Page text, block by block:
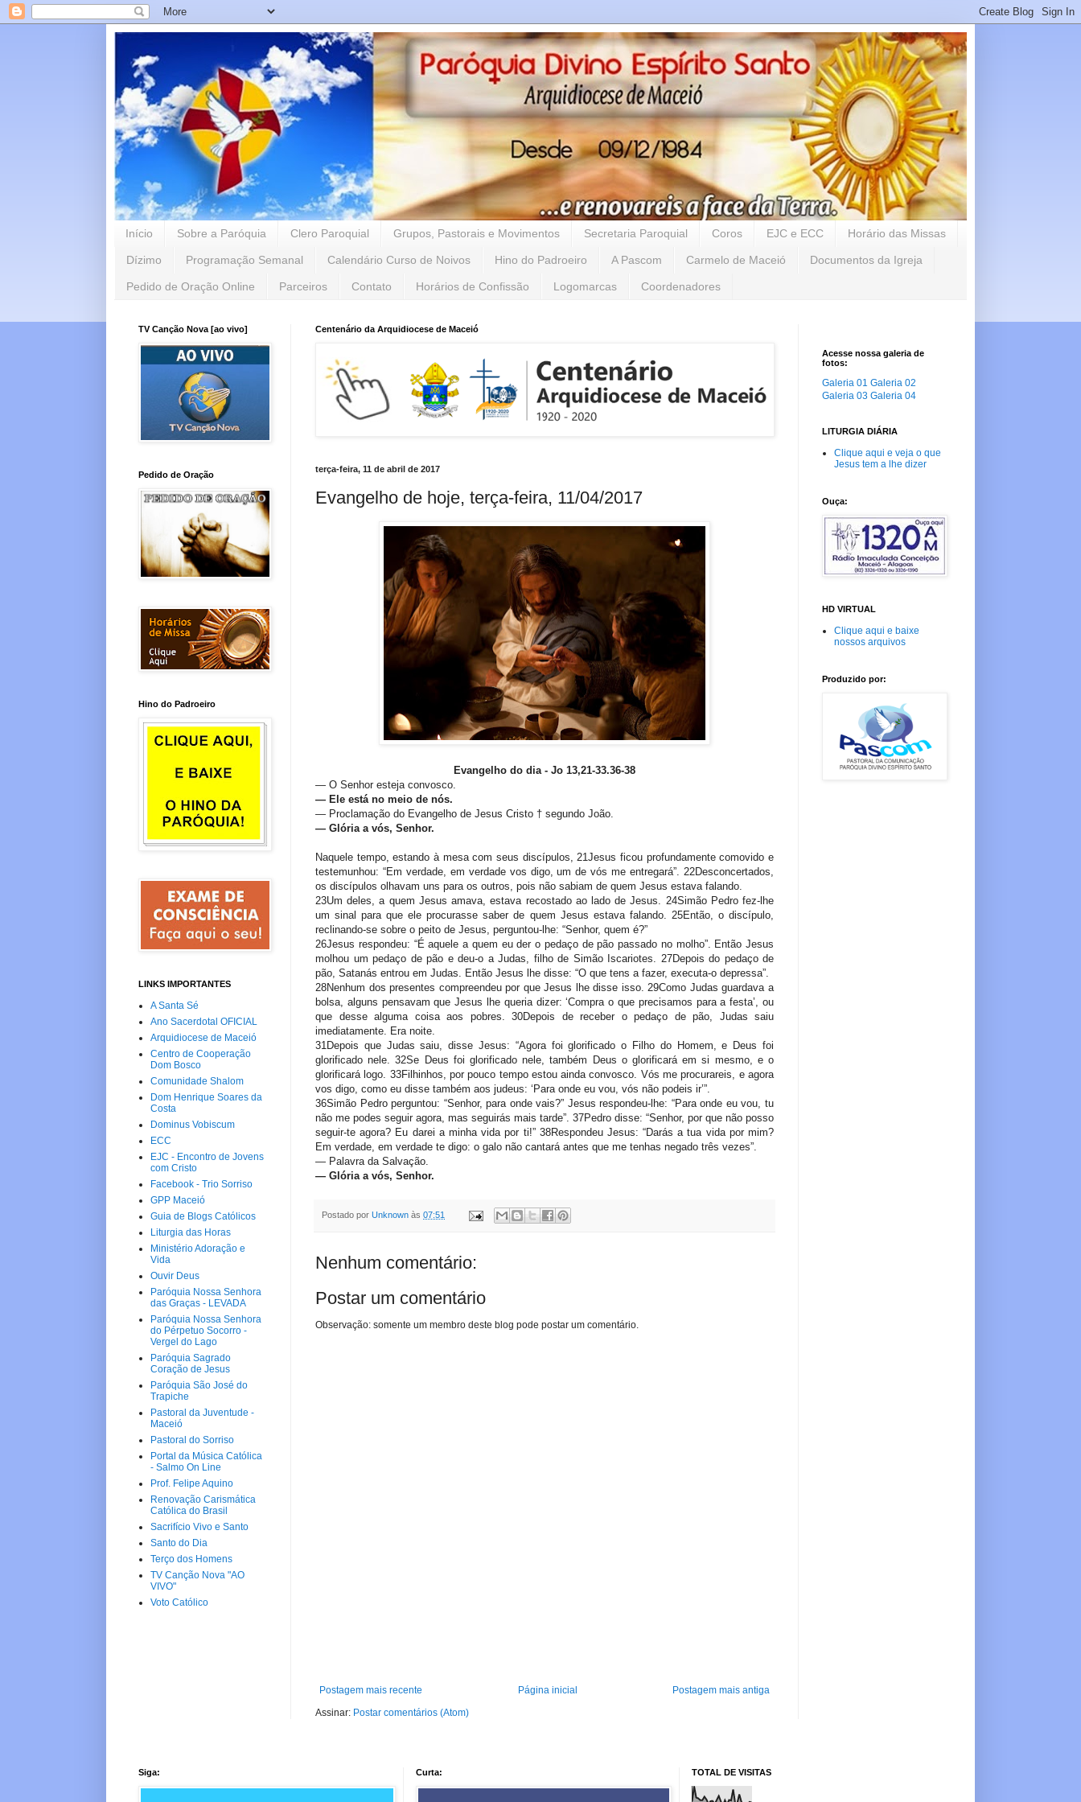
Início Sobre a Paróquia Clero Paroquial Grupos, Pastorais e Movimentos Secretaria Paroquial Coros EJC e ECC Horário das Missas
Dízimo Programação Semanal Calendário Curso de Noivos Hino do Padroeiro A Pascom Carmelo de Maceió Documentos da Igreja
Pedido de Oração Online Parceiros Contato Horários de Confissão Logomarcas Coordenadores
Centenário da Arquidiocese de Maceió
terça-feira, 11 de abril de 2017
Evangelho de hoje, terça-feira, 11/04/2017
Evangelho do dia - Jo 13,21-33.36-38
— O Senhor esteja convosco.
— Ele está no meio de nós.
— Proclamação do Evangelho de Jesus Cristo † segundo João.
— Glória a vós, Senhor.
Naquele tempo, estando à mesa com seus discípulos, 21Jesus ficou profundamente comovido e
testemunhou: “Em verdade, em verdade vos digo, um de vós me entregará”. 22Desconcertados,
os discípulos olhavam uns para os outros, pois não sabiam de quem Jesus estava falando.
23Um deles, a quem Jesus amava, estava recostado ao lado de Jesus. 24Simão Pedro fez-lhe
um sinal para que ele procurasse saber de quem Jesus estava falando. 25Então, o discípulo,
reclinando-se sobre o peito de Jesus, perguntou-lhe: “Senhor, quem é?”
26Jesus respondeu: “É aquele a quem eu der o pedaço de pão passado no molho”. Então Jesus
molhou um pedaço de pão e deu-o a Judas, filho de Simão Iscariotes. 27Depois do pedaço de
pão, Satanás entrou em Judas. Então Jesus lhe disse: “O que tens a fazer, executa-o depressa”.
28Nenhum dos presentes compreendeu por que Jesus lhe disse isso. 29Como Judas guardava a
bolsa, alguns pensavam que Jesus lhe queria dizer: ‘Compra o que precisamos para a festa’, ou
que desse alguma coisa aos pobres. 30Depois de receber o pedaço de pão, Judas saiu
imediatamente. Era noite.
31Depois que Judas saiu, disse Jesus: “Agora foi glorificado o Filho do Homem, e Deus foi
glorificado nele. 32Se Deus foi glorificado nele, também Deus o glorificará em si mesmo, e o
glorificará logo. 33Filhinhos, por pouco tempo estou ainda convosco. Vós me procurareis, e agora
vos digo, como eu disse também aos judeus: ‘Para onde eu vou, vós não podeis ir’”.
36Simão Pedro perguntou: “Senhor, para onde vais?” Jesus respondeu-lhe: “Para onde eu vou, tu
não me podes seguir agora, mas seguirás mais tarde”. 37Pedro disse: “Senhor, por que não posso
seguir-te agora? Eu darei a minha vida por ti!” 38Respondeu Jesus: “Darás a tua vida por mim?
Em verdade, em verdade te digo: o galo não cantará antes que me tenhas negado três vezes”.
— Palavra da Salvação.
— Glória a vós, Senhor.
Postado por Unknown às 07:51
Nenhum comentário:
Postar um comentário
Observação: somente um membro deste blog pode postar um comentário.
Postagem mais recente Postagem mais antiga
Página inicial
Assinar: Postar comentários (Atom)
TV Canção Nova [ao vivo]
Pedido de Oração
Hino do Padroeiro
LINKS IMPORTANTES
A Santa Sé
Ano Sacerdotal OFICIAL
Arquidiocese de Maceió
Centro de Cooperação
Dom Bosco
Comunidade Shalom
Dom Henrique Soares da
Costa
Dominus Vobiscum
ECC
EJC - Encontro de Jovens
com Cristo
Facebook - Trio Sorriso
GPP Maceió
Guia de Blogs Católicos
Liturgia das Horas
Ministério Adoração e
Vida
Ouvir Deus
Paróquia Nossa Senhora
das Graças - LEVADA
Paróquia Nossa Senhora
do Pérpetuo Socorro -
Vergel do Lago
Paróquia Sagrado
Coração de Jesus
Paróquia São José do
Trapiche
Pastoral da Juventude -
Maceió
Pastoral do Sorriso
Portal da Música Católica
- Salmo On Line
Prof. Felipe Aquino
Renovação Carismática
Católica do Brasil
Sacrifício Vivo e Santo
Santo do Dia
Terço dos Homens
TV Canção Nova "AO
VIVO"
Voto Católico
Acesse nossa galeria de
fotos:
Galeria 01 Galeria 02
Galeria 03 Galeria 04
LITURGIA DIÁRIA
Clique aqui e veja o que
Jesus tem a lhe dizer
Ouça:
HD VIRTUAL
Clique aqui e baixe
nossos arquivos
Produzido por:
Siga: Curta: TOTAL DE VISITAS